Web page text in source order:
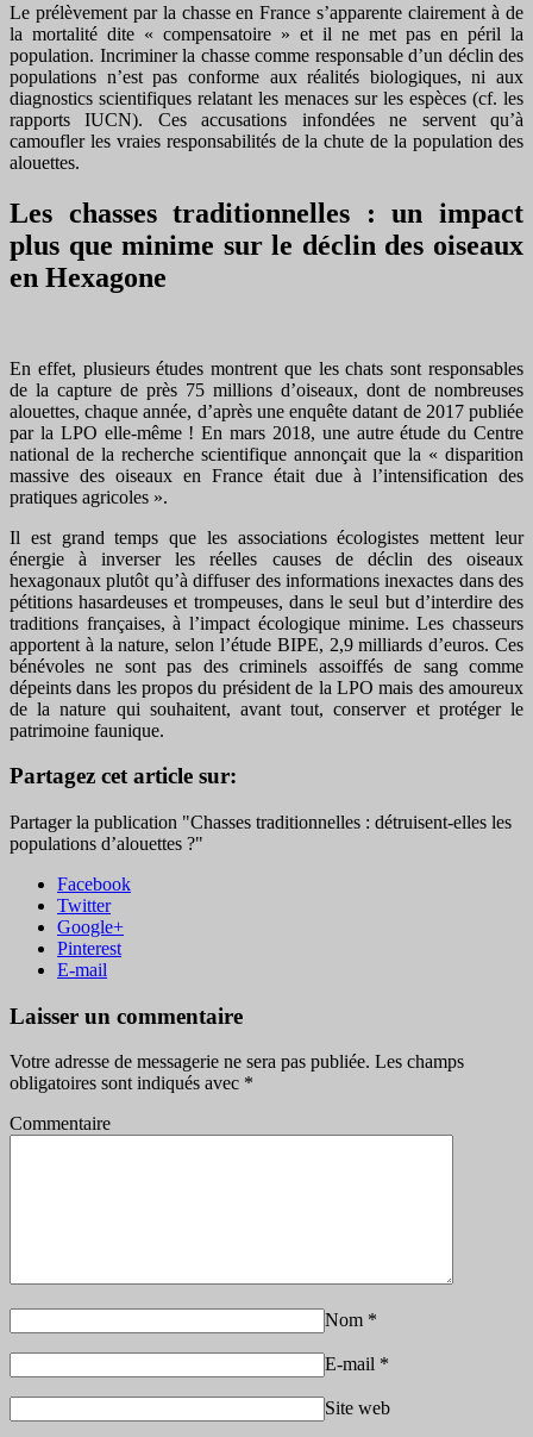
Le prélèvement par la chasse en France s’apparente clairement à de
la mortalité dite « compensatoire » et il ne met pas en péril la
population. Incriminer la chasse comme responsable d’un déclin des
populations n’est pas conforme aux réalités biologiques, ni aux
diagnostics scientifiques relatant les menaces sur les espèces (cf. les
rapports IUCN). Ces accusations infondées ne servent qu’à
camoufler les vraies responsabilités de la chute de la population des
alouettes.
Les chasses traditionnelles : un impact
plus que minime sur le déclin des oiseaux
en Hexagone
En effet, plusieurs études montrent que les chats sont responsables
de la capture de près 75 millions d’oiseaux, dont de nombreuses
alouettes, chaque année, d’après une enquête datant de 2017 publiée
par la LPO elle-même ! En mars 2018, une autre étude du Centre
national de la recherche scientifique annonçait que la « disparition
massive des oiseaux en France était due à l’intensification des
pratiques agricoles ».
Il est grand temps que les associations écologistes mettent leur
énergie à inverser les réelles causes de déclin des oiseaux
hexagonaux plutôt qu’à diffuser des informations inexactes dans des
pétitions hasardeuses et trompeuses, dans le seul but d’interdire des
traditions françaises, à l’impact écologique minime. Les chasseurs
apportent à la nature, selon l’étude BIPE, 2,9 milliards d’euros. Ces
bénévoles ne sont pas des criminels assoiffés de sang comme
dépeints dans les propos du président de la LPO mais des amoureux
de la nature qui souhaitent, avant tout, conserver et protéger le
patrimoine faunique.
Partagez cet article sur:
Partager la publication "Chasses traditionnelles : détruisent-elles les
populations d’alouettes ?"
Facebook
Twitter
Google+
Pinterest
E-mail
Laisser un commentaire
Votre adresse de messagerie ne sera pas publiée. Les champs
obligatoires sont indiqués avec *
Commentaire
Nom *
E-mail *
Site web